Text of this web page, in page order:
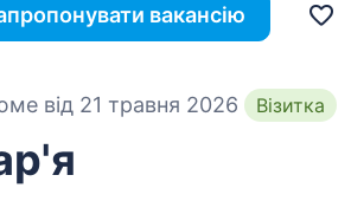
вакансію
від 21 травня 2026 Візитка